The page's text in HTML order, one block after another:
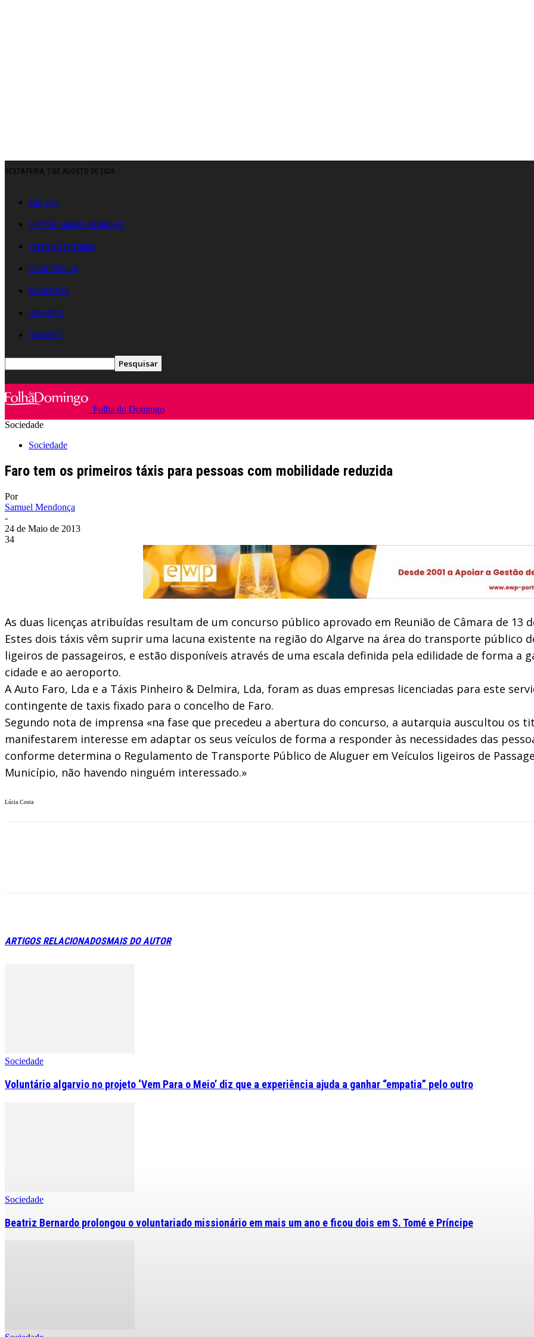
SEXTA-FEIRA, 7 DE AGOSTO DE 2026
ANO: CXII
DIRETOR: SAMUEL MENDONÇA
ESTATUTO EDITORIAL
FICHA TÉCNICA
ASSINATURA
CONTACTO
EM DIRETO
Folha do Domingo
Sociedade
Sociedade
Faro tem os primeiros táxis para pessoas com mobilidade reduzida
Por
Samuel Mendonça
-
24 de Maio de 2013
34
As duas licenças atribuídas resultam de um concurso público aprovado em Reunião de Câmara de 13
Estes dois táxis vêm suprir uma lacuna existente na região do Algarve na área do transporte público
ligeiros de passageiros, e estão disponíveis através de uma escala definida pela edilidade de forma a
cidade e ao aeroporto.
A Auto Faro, Lda e a Táxis Pinheiro & Delmira, Lda, foram as duas empresas licenciadas para este
contingente de taxis fixado para o concelho de Faro.
Segundo nota de imprensa «na fase que precedeu a abertura do concurso, a autarquia auscultou os
manifestarem interesse em adaptar os seus veículos de forma a responder às necessidades das
conforme determina o Regulamento de Transporte Público de Aluguer em Veículos ligeiros de
Município, não havendo ninguém interessado.»
Lúcia Costa
ARTIGOS RELACIONADOSMAIS DO AUTOR
Sociedade
Voluntário algarvio no projeto ‘Vem Para o Meio’ diz que a experiência ajuda a ganhar “empatia” pelo outro
Sociedade
Beatriz Bernardo prolongou o voluntariado missionário em mais um ano e ficou dois em S. Tomé e Príncipe